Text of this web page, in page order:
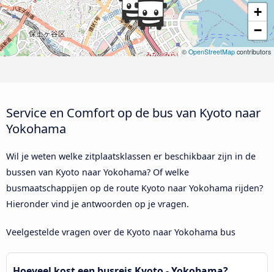
+
−
© OpenStreetMap contributors
Service en Comfort op de bus van Kyoto naar
Yokohama
Wil je weten welke zitplaatsklassen er beschikbaar zijn in de
bussen van Kyoto naar Yokohama? Of welke
busmaatschappijen op de route Kyoto naar Yokohama rijden?
Hieronder vind je antwoorden op je vragen.
Veelgestelde vragen over de Kyoto naar Yokohama bus